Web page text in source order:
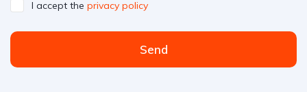
I accept the privacy policy
Send